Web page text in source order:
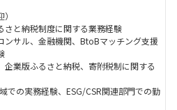
さと納税制度に関する業務経験
ンサル、金融機関、BtoBマッチング支援
企業版ふるさと納税、寄附税制に関する
での実務経験、ESG/CSR関連部門での勤